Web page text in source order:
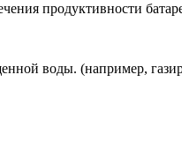
продуктивности
воды. (например,